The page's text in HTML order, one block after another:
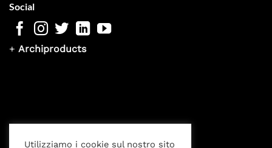
Social
+ Archiproducts
Utilizziamo i cookie sul nostro sito